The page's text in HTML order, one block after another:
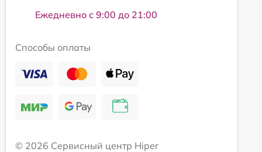
Ежедневно с 9:00 до 21:00
Способы оплаты
© 2026 Сервисный центр Hiper